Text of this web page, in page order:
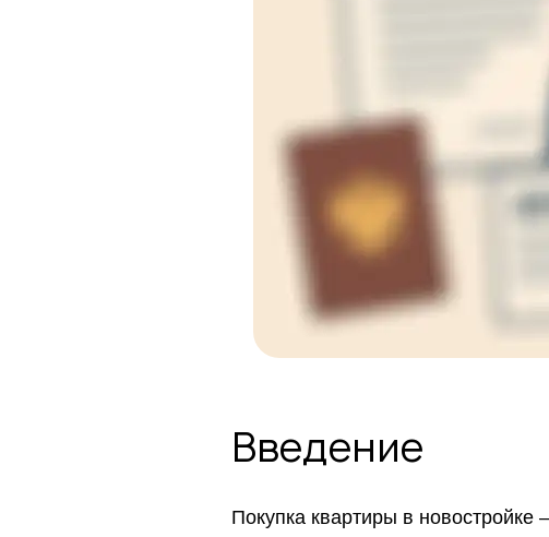
Введение
Покупка квартиры в новостройке